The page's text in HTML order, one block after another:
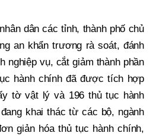
dân các tỉnh, thành phố chủ
an khẩn trương rà soát, đánh
nghiệp vụ, cắt giảm thành phần
hành chính đã được tích hợp
tờ vật lý và 196 thủ tục hành
khai thác từ các bộ, ngành
giản hóa thủ tục hành chính,